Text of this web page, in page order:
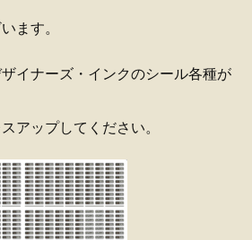
ます。
イナーズ・インクのシール各種が
アップしてください。